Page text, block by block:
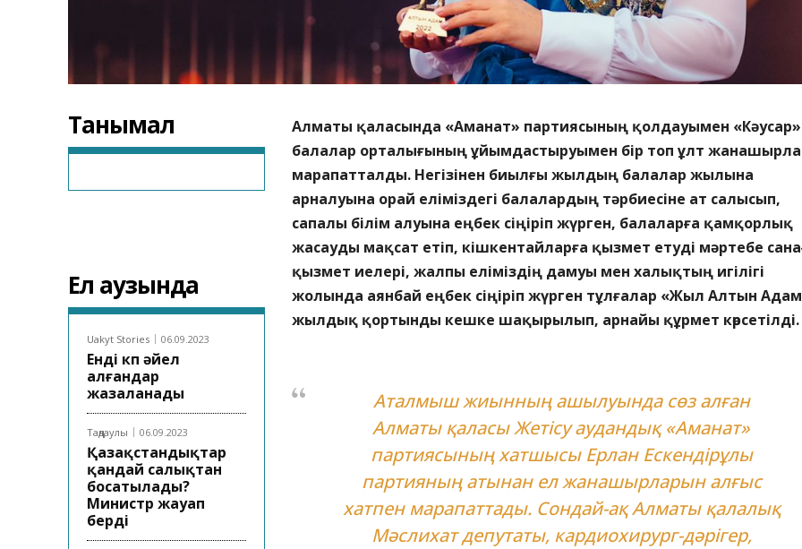
Танымал
Ел аузында
Uakyt Stories 06.09.2023
Енді көп әйел
алғандар
жазаланады
Таңдаулы 06.09.2023
Қазақстандықтар
қандай салықтан
босатылады?
Министр жауап
берді
Алматы қаласында «Аманат» партиясының қолдауымен «Кәусар»
балалар орталығының ұйымдастыруымен бір топ ұлт
марапатталды. Негізінен биылғы жылдың балалар жылына
арналуына орай еліміздегі балалардың тәрбиесіне ат салысып,
сапалы білім алуына еңбек сіңіріп жүрген, балаларға қамқорлық
жасауды мақсат етіп, кішкентайларға қызмет етуді мәртебе
қызмет иелері, жалпы еліміздің дамуы мен халықтың игілігі
жолында аянбай еңбек сіңіріп жүрген тұлғалар «Жыл Алтын
жылдық қортынды кешке шақырылып, арнайы құрмет көрсетілді.
Аталмыш жиынның ашылуында сөз алған
Алматы қаласы Жетісу аудандық «Аманат»
партиясының хатшысы Ерлан Ескендірұлы
партияның атынан ел жанашырларын алғыс
хатпен марапаттады. Сондай-ақ Алматы қалалық
Мәслихат депутаты, кардиохирург-дәрігер,